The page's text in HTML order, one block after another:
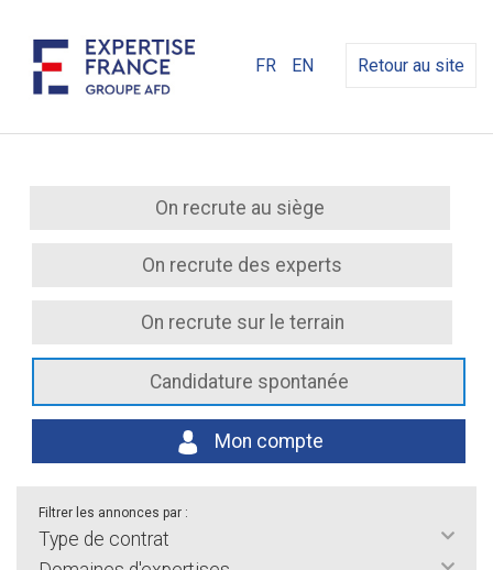
FR EN Retour au site
On recrute au siège
On recrute des experts
On recrute sur le terrain
Candidature spontanée
Mon compte
Filtrer les annonces par :
Type de contrat